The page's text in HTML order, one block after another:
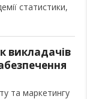
статистики,
викладачів
та маркетингу